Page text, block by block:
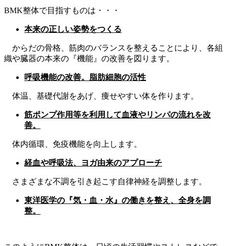
BMK整体で目指すものは・・・
本来の正しい姿勢をつくる
からだの骨格、筋肉のバランスを整えることにより、各組
織や臓器の本来の『機能』の改善を図ります。
呼吸機能の改善。脂肪細胞の活性
体温、基礎代謝をあげ、痩せやすい体を作ります。
筋ポンプ作用等を利用して血液やリンパの流れを改
善。
体内循環、免疫機能を向上します。
経血や呼吸法、ヨガ由来のアプローチ
さまざまな不調を引き起こす自律神経を調整します。
東洋医学の『気・血・水』の働きを整え、全身を調
整。